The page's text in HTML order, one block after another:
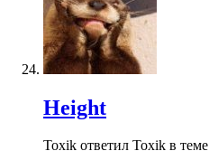
Height
Toxik ответил Toxik в теме